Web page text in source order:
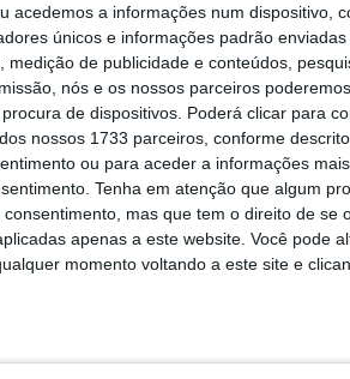
acedemos a informações num dispositivo,
únicos e informações padrão
de publicidade e conteúdos,
nós e os nossos parceiros
de dispositivos. Poderá clicar para
nossos 1733 parceiros, conforme
ou para aceder a informações
Tenha em atenção que algum
mas que tem o direito de se
apenas a este website. Você pode
momento voltando a este site e
Próximo artigo
Solar de Vila Chã da Beira já
está operacional
7